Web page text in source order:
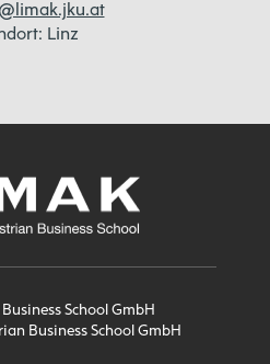
Linz
School GmbH
Business School GmbH